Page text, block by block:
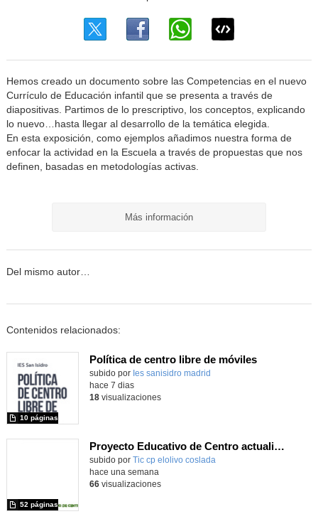
Hemos creado un documento sobre las Competencias en el nuevo
Currículo de Educación infantil que se presenta a través de
diapositivas. Partimos de lo prescriptivo, los conceptos, explicando
lo nuevo…hasta llegar al desarrollo de la temática elegida.
En esta exposición, como ejemplos añadimos nuestra forma de
enfocar la actividad en la Escuela a través de propuestas que nos
definen, basadas en metodologías activas.
Más información
Del mismo autor…
Contenidos relacionados:
Política de centro libre de móviles
subido por Ies sanisidro madrid
10 páginas
hace 7 dias
18visualizaciones
Proyecto Educativo de Centro actualizado 2026
subido por Tic cp elolivo coslada
52 páginas
hace una semana
66visualizaciones